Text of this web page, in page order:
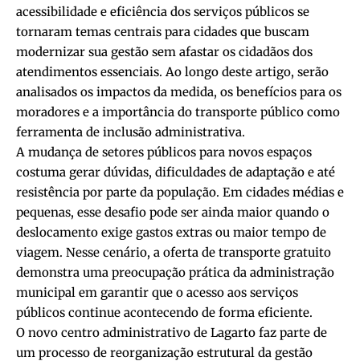
acessibilidade e eficiência dos serviços públicos se
tornaram temas centrais para cidades que buscam
modernizar sua gestão sem afastar os cidadãos dos
atendimentos essenciais. Ao longo deste artigo, serão
analisados os impactos da medida, os benefícios para os
moradores e a importância do transporte público como
ferramenta de inclusão administrativa.
A mudança de setores públicos para novos espaços
costuma gerar dúvidas, dificuldades de adaptação e até
resistência por parte da população. Em cidades médias e
pequenas, esse desafio pode ser ainda maior quando o
deslocamento exige gastos extras ou maior tempo de
viagem. Nesse cenário, a oferta de transporte gratuito
demonstra uma preocupação prática da administração
municipal em garantir que o acesso aos serviços
públicos continue acontecendo de forma eficiente.
O novo centro administrativo de Lagarto faz parte de
um processo de reorganização estrutural da gestão